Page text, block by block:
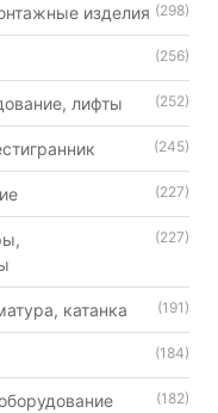
изделия (298)
(256)
лифты (252)
(245)
(227)
(227)
катанка (191)
(184)
(182)